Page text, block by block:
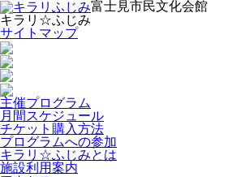
富士見市民文化会館
キラリ☆ふじみ
サイトマップ
主催プログラム
月間スケジュール
チケット購入方法
プログラムへの参加
キラリ☆ふじみとは
施設利用案内